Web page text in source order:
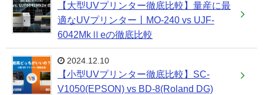
【大型UVプリンター徹底比較】量産に最
適なUVプリンター丨MO-240 vs UJF-
6042MkⅡeの徹底比較
2024.12.10
【小型UVプリンター徹底比較】SC-
V1050(EPSON) vs BD-8(Roland DG)